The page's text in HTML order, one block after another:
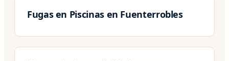
Fugas en Piscinas en Fuenterrobles